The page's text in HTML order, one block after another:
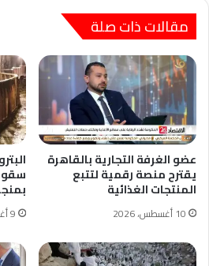
تاريخ
البحار
بعد
انقراض
الديناصورات
مقالات ذات صلة
عضو الغرفة التجارية بالقاهرة
يقترح منصة رقمية لتتبع
المنتجات الغذائية
10 أغسطس، 2026 9 أغسطس، 2026